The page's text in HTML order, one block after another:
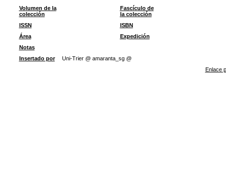
Volumen de la
colección
Fascículo de
la colección
ISSN
ISBN
Área
Expedición
Notas
Insertado por
Uni-Trier @ amaranta_sg @
Enlace